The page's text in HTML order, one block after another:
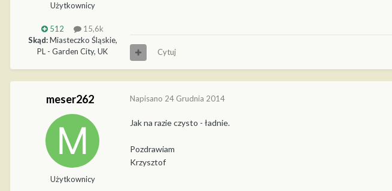
Użytkownicy
512
15,6k
Skąd:Miasteczko Śląskie,
PL - Garden City, UK
Cytuj
meser262
Użytkownicy
Napisano 24 Grudnia 2014
Jak na razie czysto - ładnie.
Pozdrawiam
Krzysztof